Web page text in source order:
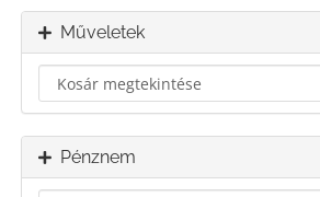
Műveletek
Pénznem